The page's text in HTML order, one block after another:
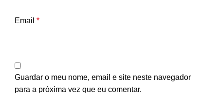
Email *
Guardar o meu nome, email e site neste navegador
para a próxima vez que eu comentar.